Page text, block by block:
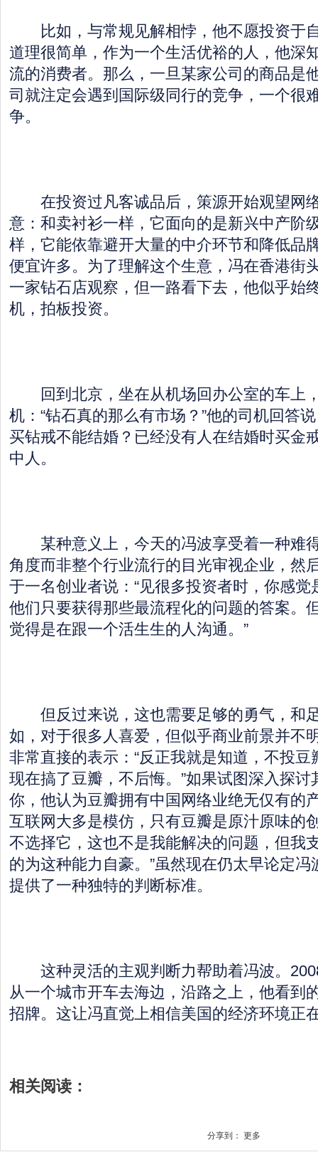
比如，与常规见解相悖，他不愿投资于
道理很简单，作为一个生活优裕的人，他深
流的消费者。那么，一旦某家公司的商品是
司就注定会遇到国际级同行的竞争，一个很
争。
在投资过凡客诚品后，策源开始观望网
意：和卖衬衫一样，它面向的是新兴中产阶
样，它能依靠避开大量的中介环节和降低品
便宜许多。为了理解这个生意，冯在香港街
一家钻石店观察，但一路看下去，他似乎始
机，拍板投资。
回到北京，坐在从机场回办公室的车上
机：“钻石真的那么有市场？”他的司机回答
买钻戒不能结婚？已经没有人在结婚时买金
中人。
某种意义上，今天的冯波享受着一种难
角度而非整个行业流行的目光审视企业，然
于一名创业者说：“见很多投资者时，你感
他们只要获得那些最流程化的问题的答案。
觉得是在跟一个活生生的人沟通。”
但反过来说，这也需要足够的勇气，和
如，对于很多人喜爱，但似乎商业前景并不
非常直接的表示：“反正我就是知道，不投
现在搞了豆瓣，不后悔。”如果试图深入探讨
你，他认为豆瓣拥有中国网络业绝无仅有的
互联网大多是模仿，只有豆瓣是原汁原味的
不选择它，这也不是我能解决的问题，但我
的为这种能力自豪。”虽然现在仍太早论定
提供了一种独特的判断标准。
这种灵活的主观判断力帮助着冯波。
从一个城市开车去海边，沿路之上，他看到
招牌。这让冯直觉上相信美国的经济环境正
相关阅读：
分享到： 更多